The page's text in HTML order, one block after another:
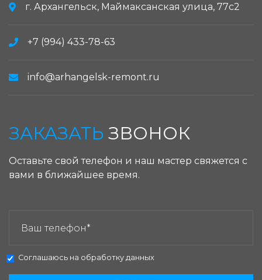
г. Архангельск, Маймаксанская улица, 77с2
+7 (994) 433-78-63
info@arhangelsk-remont.ru
ЗАКАЗАТЬ ЗВОНОК
Оставьте свой телефон и наш мастер свяжется с
вами в ближайшее время.
Соглашаюсь на обработку данных